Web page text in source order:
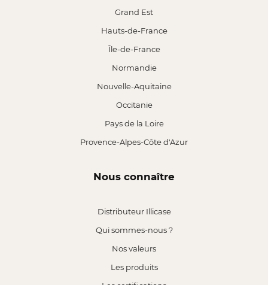
Grand Est
Hauts-de-France
Île-de-France
Normandie
Nouvelle-Aquitaine
Occitanie
Pays de la Loire
Provence-Alpes-Côte d'Azur
Nous connaître
Distributeur Illicase
Qui sommes-nous ?
Nos valeurs
Les produits